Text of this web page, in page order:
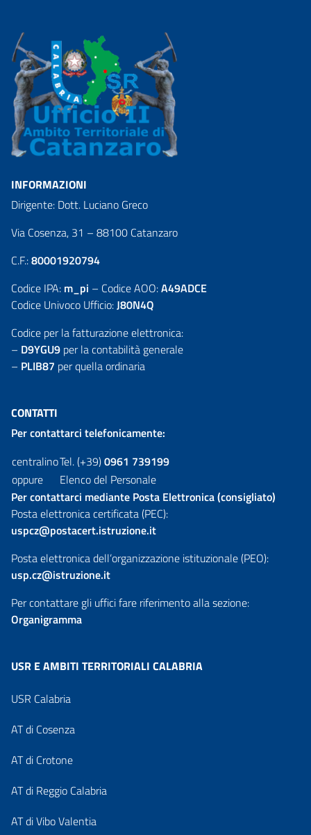
INFORMAZIONI
Dirigente: Dott. Luciano Greco
Via Cosenza, 31 – 88100 Catanzaro
C.F.:80001920794
Codice IPA: m_pi – Codice AOO:A49ADCE
Codice Univoco Ufficio:J80N4Q
Codice per la fatturazione elettronica:
– D9YGU9 per la contabilità generale
– PLIB87 per quella ordinaria
CONTATTI
Per contattarci telefonicamente:
centralinoTel. (+39)0961 739199
oppure
Elenco del Personale
Per contattarci mediante Posta Elettronica (consigliato)
Posta elettronica certificata (PEC):
uspcz@postacert.istruzione.it
Posta elettronica dell’organizzazione istituzionale (PEO):
usp.cz@istruzione.it
Per contattare gli uffici fare riferimento alla sezione:
Organigramma
USR E AMBITI TERRITORIALI CALABRIA
USR Calabria
AT di Cosenza
AT di Crotone
AT di Reggio Calabria
AT di Vibo Valentia